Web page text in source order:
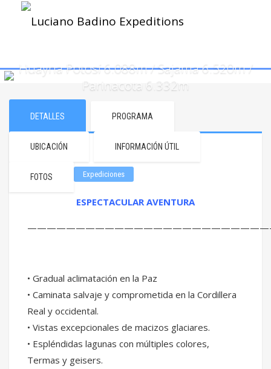
Huayna Potosí 6.088m / Sajama 6.520m /
Parinacota 6.332m
DETALLES PROGRAMA
UBICACIÓN INFORMACIÓN ÚTIL
FOTOS Expediciones
ESPECTACULAR AVENTURA
• Gradual aclimatación en la Paz
• Caminata salvaje y comprometida en la Cordillera
Real y occidental.
• Vistas excepcionales de macizos glaciares.
• Espléndidas lagunas con múltiples colores,
Termas y geisers.